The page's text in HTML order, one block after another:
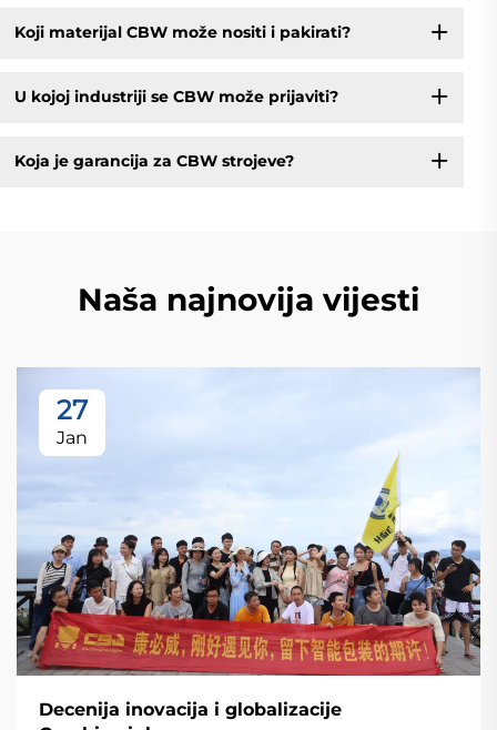
Koji materijal CBW može nositi i pakirati?
U kojoj industriji se CBW može prijaviti?
Koja je garancija za CBW strojeve?
Naša najnovija vijesti
27
Jan
Decenija inovacija i globalizacije